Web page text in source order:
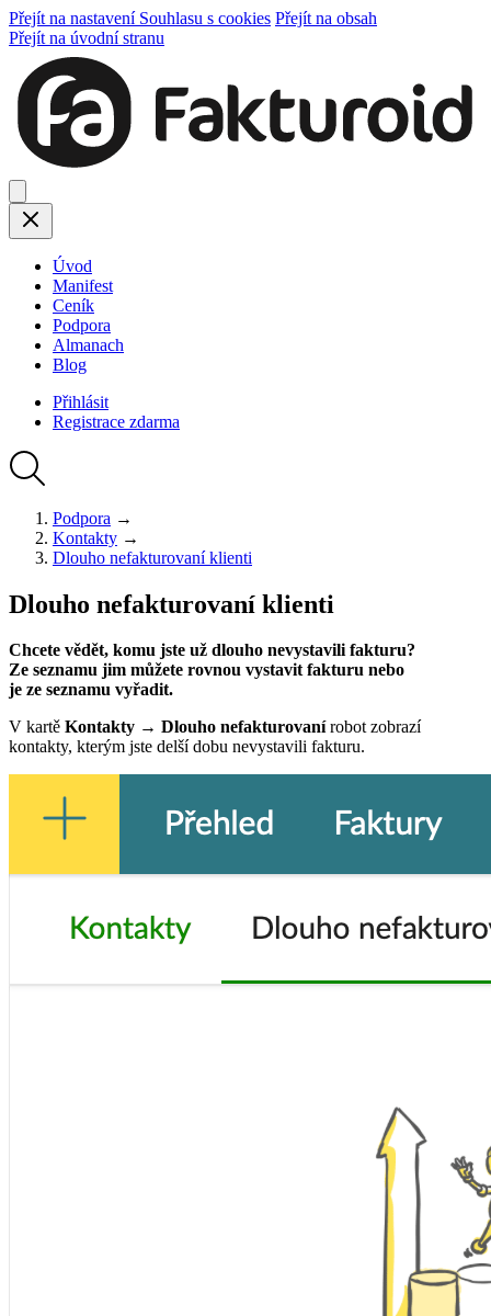
Přejít na nastavení Souhlasu s cookies Přejít na obsah
Přejít na úvodní stranu
Úvod
Manifest
Ceník
Podpora
Almanach
Blog
Přihlásit
Registrace zdarma
Podpora →
Kontakty →
Dlouho nefakturovaní klienti
Dlouho nefakturovaní klienti
Chcete vědět, komu jste už dlouho nevystavili fakturu?
Ze seznamu jim můžete rovnou vystavit fakturu nebo
je ze seznamu vyřadit.
V kartě Kontakty → Dlouho nefakturovanírobot zobrazí
kontakty, kterým jste delší dobu nevystavili fakturu.